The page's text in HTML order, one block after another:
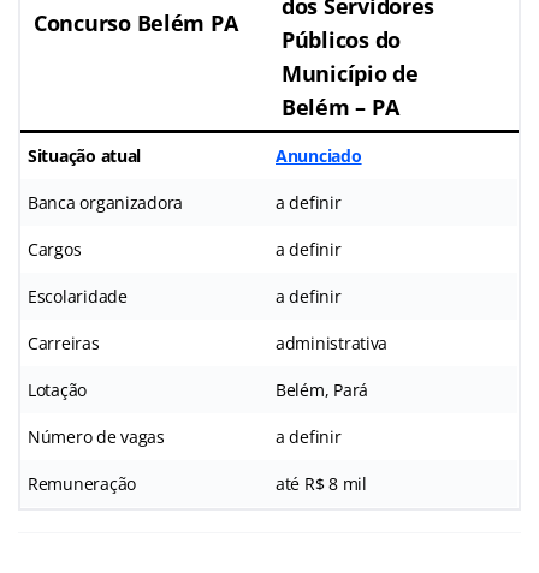
Concurso Belém PA
Públicos do
Município de
Belém – PA
Situação atual Anunciado
Banca organizadora a definir
Cargos a definir
Escolaridade a definir
Carreiras administrativa
Lotação Belém, Pará
Número de vagas a definir
Remuneração até R$ 8 mil